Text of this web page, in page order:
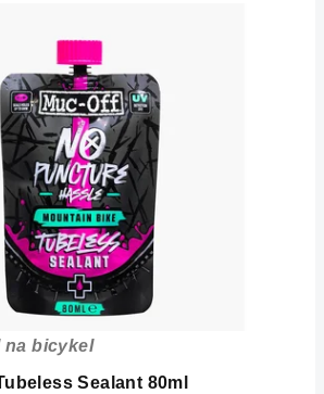
Sealant 80ml
na bicykel